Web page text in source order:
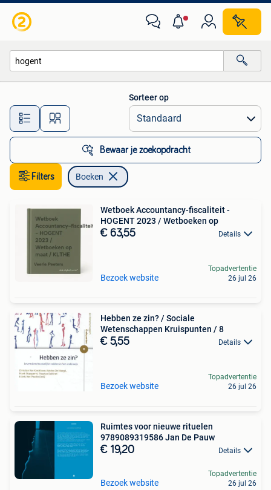
Alle afstanden…
Sorteer op
Bewaar je zoekopdracht
Filters Boeken
Wetboek Accountancy-fiscaliteit -
HOGENT 2023 / Wetboeken op
€ 63,55 Details
Bezoek website
Topadvertentie
26 jul 26
Hebben ze zin? / Sociale
Wetenschappen Kruispunten / 8
€ 5,55 Details
Bezoek website
Topadvertentie
26 jul 26
Ruimtes voor nieuwe rituelen
9789089319586 Jan De Pauw
€ 19,20 Details
Bezoek website
Topadvertentie
26 jul 26